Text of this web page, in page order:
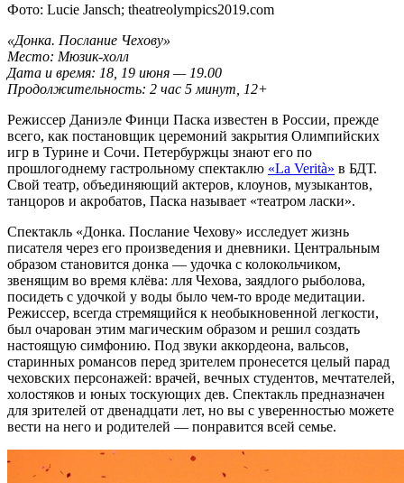
Фото: Lucie Jansch; theatreolympics2019.com
«Донка. Послание Чехову»
Место: Мюзик-холл
Дата и время: 18, 19 июня — 19.00
Продолжительность: 2 час 5 минут, 12+
Режиссер Даниэле Финци Паска известен в России, прежде
всего, как постановщик церемоний закрытия Олимпийских
игр в Турине и Сочи. Петербуржцы знают его по
прошлогоднему гастрольному спектаклю «La Verità» в БДТ.
Свой театр, объединяющий актеров, клоунов, музыкантов,
танцоров и акробатов, Паска называет «театром ласки».
Спектакль «Донка. Послание Чехову» исследует жизнь
писателя через его произведения и дневники. Центральным
образом становится донка — удочка с колокольчиком,
звенящим во время клёва: лля Чехова, заядлого рыболова,
посидеть с удочкой у воды было чем-то вроде медитации.
Режиссер, всегда стремящийся к необыкновенной легкости,
был очарован этим магическим образом и решил создать
настоящую симфонию. Под звуки аккордеона, вальсов,
старинных романсов перед зрителем пронесется целый парад
чеховских персонажей: врачей, вечных студентов, мечтателей,
холостяков и юных тоскующих дев. Спектакль предназначен
для зрителей от двенадцати лет, но вы с уверенностью можете
вести на него и родителей — понравится всей семье.